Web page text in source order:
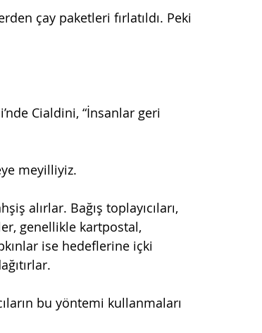
çay paketleri fırlatıldı. Peki
Cialdini, “İnsanlar geri
meyilliyiz.
alırlar. Bağış toplayıcıları,
genellikle kartpostal,
ise hedeflerine içki
bu yöntemi kullanmaları